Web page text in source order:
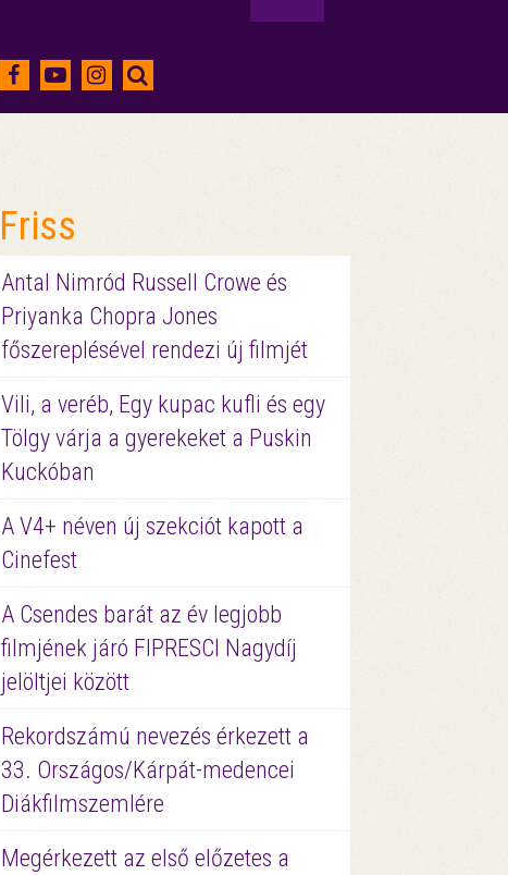
Friss
Antal Nimród Russell Crowe és
Priyanka Chopra Jones
főszereplésével rendezi új filmjét
Vili, a veréb, Egy kupac kufli és egy
Tölgy várja a gyerekeket a Puskin
Kuckóban
A V4+ néven új szekciót kapott a
Cinefest
A Csendes barát az év legjobb
filmjének járó FIPRESCI Nagydíj
jelöltjei között
Rekordszámú nevezés érkezett a
33. Országos/Kárpát-medencei
Diákfilmszemlére
Megérkezett az első előzetes a